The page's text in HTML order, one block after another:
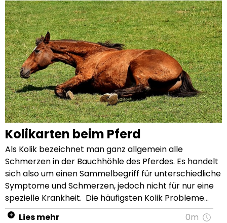
Kolikarten beim Pferd
Als Kolik bezeichnet man ganz allgemein alle Schmerzen in der Bauchhöhle des Pferdes. Es handelt sich also um einen Sammelbegriff für unterschiedliche Symptome und Schmerzen, jedoch nicht für nur eine spezielle Krankheit. Die häufigsten Kolik Probleme beim Pferd sind Blähungen, Krämpfe, Verstopfungen, Verschlingungen und Verschluss vom Dickdarm. Aber auch Koliken im Magen und Dünndarm können auftreten. Pferde zeigen auf verschiedene Weise, dass sie akut an einer Kolik leiden. Egal wie deutlich und ausgeprägt die Kolikanzeichen sind, es ist immer zügiges Handeln erforderlich. Eine Kolik kann schnell lebensbedrohlich werden, auch wenn es im ersten Anschein milde Symptome sind. Deshalb muss umgehend dein Tierarzt verständigt werden, wenn der Verdacht einer Kolik besteht. Symptome einer Kolik bei Pferden Leidet dein Pferd an einer Kolik, zeigt es dies durch unterschiedlichste Symptome. Dies können allgemeine Kolik- oder Schmerzsymptome sein, aber auch von der Art der Kolik abhängen. Wie deutlich dein Pferd die Symptome zeigt, ist dabei individuell unterschiedlich. Meist zeigen Pferde auch nicht nur ein Symptom, sondern mehrere aus der folgenden Liste: Kolik Symptome in der Übersicht Starke Unruhe Häufiges Scharren Starkes Schwitzen Zum Bauch schauen und unter den Bauch treten Häufiges Wälzen Wiederholtes Hinlegen und Aufstehen Aufblähen des Bauches Apathisches Verhalten Kreislaufprobleme, erhöhter Puls oder gerötete Schleimhäute Stoßweiser Atem, aufgerissene Augen und ein trockenes Maul Keine Ausscheidungen (vor allem Kot aber auch Harn) Keine Futteraufnahme Häufiges Flehmen Zeigt dein Pferd eines der aufgeführten Symptome und verhält sich plötzlich anders, rufe zeitnah einen Tierarzt. Die Wahrscheinlichkeit einer Kolik ist dann sehr hoch und es ist Eile geboten. Dabei ist es egal, ob die Symptome nur leicht oder schwer sind. Die Ausprägung der Symptome ist nämlich nicht unbedingt ein Hinweis darauf, ob es sich um eine leichte oder schwere Kolik handelt. Kolikarten bei Pferden Wir unterscheiden im Wesentlichen 7 Kolikarten. Meist ist der Dickdarm betroffen, aber auch Dünndarm-, Blinddarm oder Magenkoliken sind möglich. Für den Pferdehalter ist es oft nicht eindeutig zu erkennen, um welche Kolik es sich handelt. Daher muss eine Diagnose durch den Tierarzt gestellt werden und eine entsprechende Therapie eingeleitet werden. 1. Gaskolik Gaskolik ist die häufigste Diagnose bei einem Kolikverdacht. Durch eine übermäßige Gasansammlung in einem oder mehreren Teilen des Verdauungstraktes dehnt sich der Darm stark aus, was starke Schmerzen verursacht. In erster Linie wird die Gaskolik durch blähende Futtermittel wie Rasenschnitt, Rüben, Klee, in der Sonne gelagertes Grünfutter, weiches Brot, Mais oder Kartoffeln ausgelöst. Aber auch mit Pilzen und Bakterien verkeimte Futtermittel können lebensgefährlich werden. 2. Verstopfungskolik Bei einer Verstopfungskolik kommt es zu einem Futterstau im Darm, wodurch der Darminhalt nicht mehr normal weitertransportiert und nicht mehr regulär ausgeschieden werden kann. Hält eine Verstopfung lange an, können Darmteile absterben, was die Heilungschancen drastisch reduziert und einen operativen Eingriff unumgänglich macht. Ursachen sind eine verminderte Wasseraufnahme, zu wenig Bewegung oder Fehler in der Fütterung. Aber auch Wetterumschwünge und Krankheiten, wie fiebriger Infekt oder starker Parasitenbefall, können möglichen Ursachen für eine Verstopfungskolik sein. Natürliche Engpässe im Darm können ebenfalls eine Verstopfung hervorrufen. Auch Fettgeschwulste (Liposome), die sich am Gekröse sammeln und den Dünndarm einschnüren, sind mögliche Auslöser. Als Gekröse bezeichnet man das Netzgewebe, an dem der Dünndarm in vielen Windungen in der Bauchhöhle aufgehängt ist. Vorsicht: Verstopfungskoliken können sich manchmal über mehrere Tage ziehen und verlaufen dann eher mild. Es gibt Phasen, in denen dein Pferd keine Beschwerden zeigt. Daher ist es auch bei milden Symptomen immer notwendig, einen Tierarzt zu Rate zu ziehen. 3. Krampfkolik Krampfkoliken sind durch starke Krämpfe im Magen-Darm-Bereich gekennzeichnet, die durch eine schubweise sehr starke Darmtätigkeit hervorgerufen wird. Diese Krämpfe sind sehr schmerzhaft. Durch entsprechende Medikamente kann deinem Pferd in der Regel schnell geholfen werden. Ursachen sind unter anderem Stress, Fütterungsfehler, schlecht gekautes Futter oder starker Wurmbefall. 4. Sandkolik Bei einer Sandkolik lagert sich über längere Zeit Sand in den Darmschlingen ab und wird nicht weiter transportiert. Dadurch wird das Darmvolumen verkleinert. Das Darmmilieu verändert sich und der Futterbrei wird nicht mehr richtig verstoffwechselt. Im weiteren Verlauf können vor allem große Sandmengen dazu führen, dass sich der Darm verdreht oder verstopft. Sandkoliken entstehen, wenn Pferde auf stark abgefressenen Weiden viel Erde und Sand aufnehmen. Kommen Pferde „hungrig“ auf Sandausläufe oder haben keine Beschäftigung, kann es auch zur vermehrten Sandaufnahme kommen, was wiederum Sandkoliken begünstigt. 5. Darmdrehung, Darmverschlingung und Darmeinklemmung Der Darm deines Pferdes liegt nahezu frei in der Bauchhöhle. Ist er ungleichmäßig gefüllt, in Teilstücken aufgegast oder überladen, können sich die einzelnen Darmschlingen leicht um sich selbst drehen oder um umliegende Organe schlingen. Der Darm kann sich aber auch in Lücken in der Bauchmuskulatur oder in andere unnatürliche Öffnungen in der Bauchhöhle einklemmen. Bei Hengsten kann ein Abrutschen des Darms in den Hodensack verantwortlich sein. Der Futterbrei staut sich an diesen Stellen und der Darm verstopft. In allen Fällen ist schnelles Handeln erforderlich, da die lebensgefährliche Situation eine Operation erfordert. Merke: Durch möglichst kurze Fresspausen, ausreichend Raufutter und hygienisch einwandfreies Futter kann eine Darmverdrehung oder Darmverschlingung vermieden werden. 6. Darmverschluss Ein Darmverschluss ist die schwerste Kolikform und absolut lebensbedrohlich. Meist durch Verstopfungen, Darmdrehungen, Darmverschlingungen oder Darmeinklemmungen ausgelöst kommt es zu einem vollständigen Verschluss des Darmes. Eine schnell eingeleitete tierärztliche Behandlung ist essentiell. 7. Magenüberladung Eine Magenüberladung beim Pferd kann verschiedene Ursachen haben. Man unterscheidet zwei Varianten. Hat das Pferd zu viel gärendes oder quellendes Futter gefressen, spricht man von einer primären Magenüberladung. Das Futter kann den Magen nicht in der normalen Geschwindigkeit passieren, sammelt sich an und der Magen deines Pferdes überdehnt sich. Stauen sich Speichel, Futterreste und Sekrete aus dem Dünndarm in den Magen zurück, handelt es sich um die sekundäre Variante. Dann liegt beispielsweise ein Darmverschluss vor, der Darminhalt wird nicht weiter transportiert. Eine Magenüberladung führt zu heftigen Schmerzen und Koliken beim Pferd. Manche Pferde speicheln, strecken den Hals vor und versuchen zu würgen. Der Magen drückt auf das Zwerchfell, das Pferd hat Probleme mit der Atmung und der Kreislauf ist geschwächt. Warnung: Eine Magenüberladung ist ein lebensbedrohlicher Notfall. Dein Pferd benötigt auf der Stelle tierärztliche Versorgung! Im schlimmsten Fall kann der Magen durch die Überdehnung reißen. Der Futterbrei ergießt sich dann in den Bauchraum und infiziert die Organe, was zum Tod führt. Ursachen für Koliken bei Pferden Die Ursachen für Koliken sind so vielfältig wie ihre Symptome. Oft sind es Fütterungs- und Haltungsfehler. Aber auch Wetterumschwünge, ein angegriffenes Immunsystem, Krankheiten wie Parasitenbefall, Infekte oder individuelle Faktoren spielen eine Rolle. Diese Fütterungsfehler können Koliken hervorrufen: Raufutter: Zu geringe Mengen an Heu/Heulage. Zu viel Stroh, Silage, Kontamination mit Giftpflanzen. Grünfutter: Zu große Mengen junges Gras, Klee, Äpfel oder auch frisches Brot. Wasser: Zu geringe Wasseraufnahme oder verunreinigtes Wasser. Futtermittel: Verdorbenes Futter, häufiger oder plötzlicher Futterwechsel. Management: Zu große Kraftfuttermengen pro Mahlzeit, Giftpflanzen auf der Weide. Um Koliken vorzubeugen und die allgemeine Gesundheit und das Wohlergehen deines Pferdes zu fördern, solltest du diese Fütterungsfehler dringend vermeiden. Meist sind es schon kleine Stellschrauben, die eine deutliche Verbesserung des Futtermanagements bringen. Solltest du hier Fragen haben, wende dich gerne an unsere Experten in der Fütterungsberatung. Behandlung von Koliken bei Pferden Sofortmaßnahmen bei einer Kolik Auch wenn du bei deinem Pferd nur leichtes Unwohlsein bemerkst und erste Anzeichen einer Kolik vermutest, dann rufe umgehend deinen Tierarzt an. Gerade bei einer Kolik kann der Zeitraum bis zur ersten Behandlung entscheidend für den Heilungsprozess sein. Halte bis zum Eintreffen deines Tierarztes auch schon mal die PAT-Werte im Blick, also die Werte von Puls, Atmung und Temperatur. Im Idealfall kennst du die Normalwerte deines Pferdes, wenn es gesund ist. Ansonsten kannst du diese Werte als Richtwerte für gesunde, ausgewachsene Pferde nehmen: 28 - 40 Pulsschläge pro Minute 8 - 16 Atemzüge pro Minute 37 - 38,2°C Körpertemperatur Sorge außerdem für diese Maßnahmen: Lasse dein Pferd bis zum Eintreffen des Tierarztes nicht fressen und trinken. Bewegung kann krampflösend wirken und Schmerzen verringern. Führe dein Pferd hierzu vorsichtig im Schritt, um den Kreislauf aufrechtzuerhalten. Will sich dein Pferd wälzen, lasse es zu. Achte aber darauf, dass es sich dabei nicht verletzen kann und motiviere es, wieder aufzustehen. Wenn dein Pferd stark geschwitzt hat, lege ihm eine Abschwitzdecke auf, damit es nicht auskühlt. Beobachte, ob und wie dein Pferd Kot und Harn ablässt. Für den Notfall: Halte schon mal einen Hänger für einen eventuellen Transport in die Klinik bereit.
Lies mehr 0m